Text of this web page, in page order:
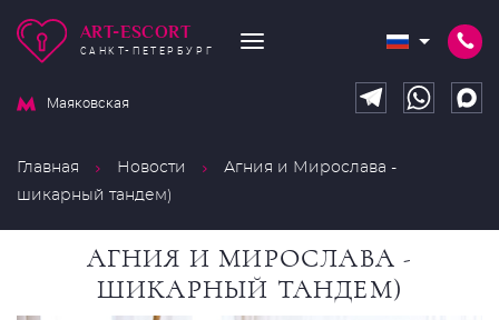
ART-ESCORT
САНКТ-ПЕТЕРБУРГ
Маяковская
Главная Новости
Агния и Мирослава -
шикарный тандем)
АГНИЯ И МИРОСЛАВА -
ШИКАРНЫЙ ТАНДЕМ)